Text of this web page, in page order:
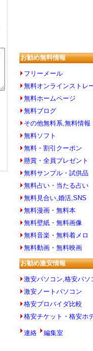
お勧め無料情報
フリーメール
無料オンラインストレ
無料ホームページ
無料ブログ
その他無料系,無料情報
無料ソフト
無料・割引クーポン
懸賞・全員プレゼント
無料サンプル・試供品
無料占い・当たる占い
無料見合い,婚活,SNS
無料漫画・無料本
無料壁紙・無料画像
無料音楽・無料着メロ
無料動画・無料映画
お勧め激安情報
激安パソコン,格安パソ
激安ノートパソコン
格安プロバイダ比較
格安チケット・格安ホ
連絡 編集室